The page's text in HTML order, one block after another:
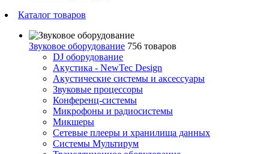
Каталог товаров
Звуковое оборудование 756 товаров
DJ оборудование
Акустика - NewTec Design
Акустические системы и аксессуары
Звуковые процессоры
Конференц-системы
Микрофоны и радиосистемы
Микшеры
Сетевые плееры и хранилища данных
Системы Мультирум